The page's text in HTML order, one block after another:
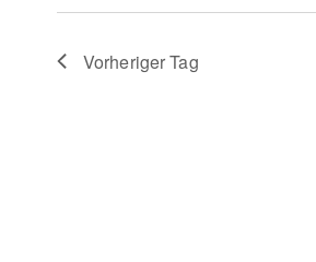
Vorheriger Tag